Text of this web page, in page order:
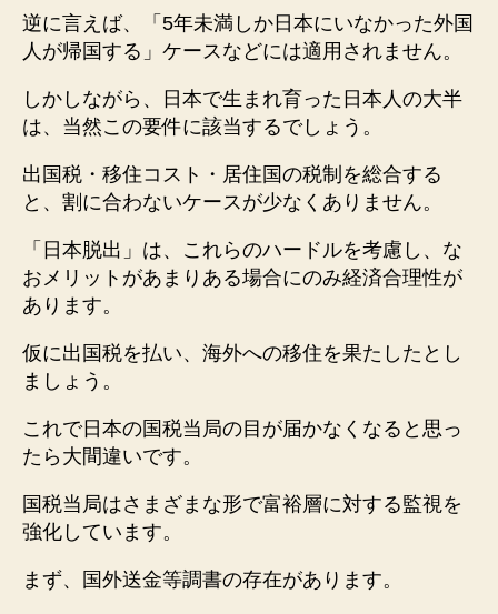
逆に言えば、「5年未満しか日本にいなかった外国
人が帰国する」ケースなどには適用されません。
しかしながら、日本で生まれ育った日本人の大半
は、当然この要件に該当するでしょう。
出国税・移住コスト・居住国の税制を総合する
と、割に合わないケースが少なくありません。
「日本脱出」は、これらのハードルを考慮し、な
おメリットがあまりある場合にのみ経済合理性が
あります。
仮に出国税を払い、海外への移住を果たしたとし
ましょう。
これで日本の国税当局の目が届かなくなると思っ
たら大間違いです。
国税当局はさまざまな形で富裕層に対する監視を
強化しています。
まず、国外送金等調書の存在があります。